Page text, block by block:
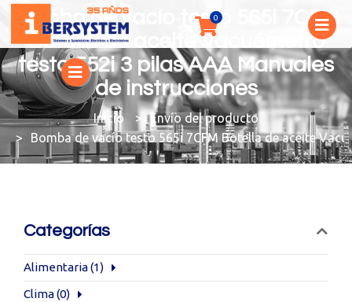
Bomba de vacío testo 565i 7CFM
Botella de aceite Vacuómetro
testo 552i 3 pilas AAA Manuales
de instrucciones
You are here:
Envío del producto
Bomba de vacío testo 565i 7CFM Botella de aceite
Categorías
Alimentaria(1)
Clima(0)